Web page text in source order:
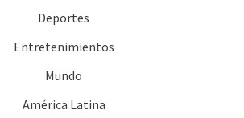
Deportes
Entretenimientos
Mundo
América Latina